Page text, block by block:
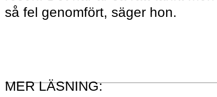
så fel genomfört, säger hon.